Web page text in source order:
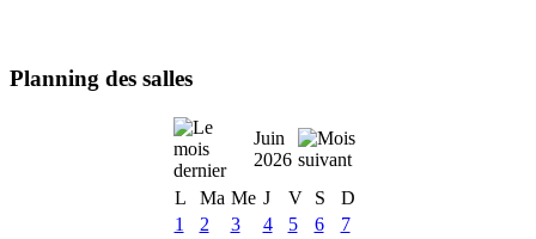
Planning des salles
Juin
2026
L
Ma Me J V S
D
1
2 3 4 5 6
7